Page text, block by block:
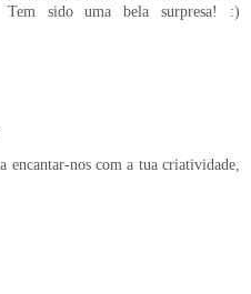
Tem sido uma bela surpresa! :)
encantar-nos com a tua criatividade,